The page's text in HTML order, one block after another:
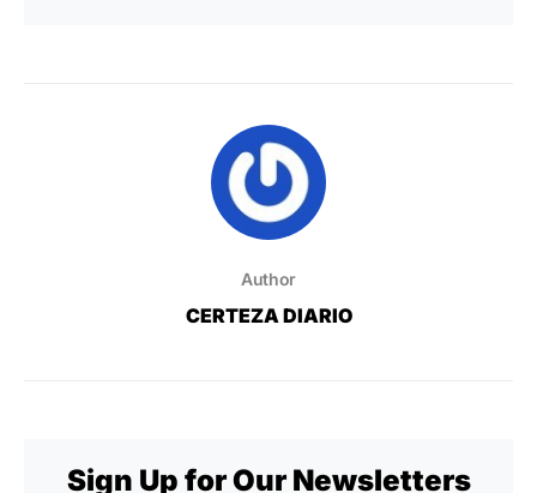
Author
CERTEZA DIARIO
Sign Up for Our Newsletters